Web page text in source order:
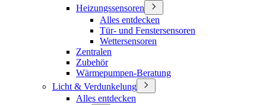
Heizungssensoren
Alles entdecken
Tür- und Fenstersensoren
Wettersensoren
Zentralen
Zubehör
Wärmepumpen-Beratung
Licht & Verdunkelung
Alles entdecken